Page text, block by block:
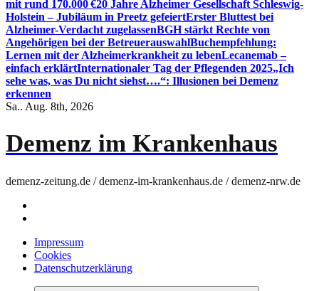
mit rund 170.000 €20 Jahre Alzheimer Gesellschaft Schleswig-
Holstein – Jubiläum in Preetz gefeiertErster Bluttest bei
Alzheimer-Verdacht zugelassenBGH stärkt Rechte von
Angehörigen bei der BetreuerauswahlBuchempfehlung:
Lernen mit der Alzheimerkrankheit zu lebenLecanemab –
einfach erklärtInternationaler Tag der Pflegenden 2025„Ich
sehe was, was Du nicht siehst….“: Illusionen bei Demenz
erkennen
Sa.. Aug. 8th, 2026
Demenz im Krankenhaus
demenz-zeitung.de / demenz-im-krankenhaus.de / demenz-nrw.de
Impressum
Cookies
Datenschutzerklärung